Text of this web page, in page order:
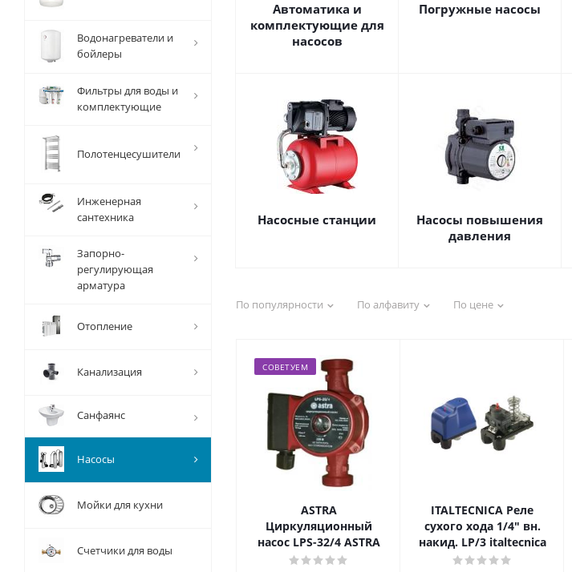
Автоматика и
комплектующие для
насосов
Погружные насосы
Насосные станции
Насосы повышения
давления
По популярности По алфавиту По цене
СОВЕТУЕМ
ASTRA
Циркуляционный
насос LPS-32/4 ASTRA
ITALTECNICA Реле
сухого хода 1/4" вн.
накид. LP/3 italtecnica
Водонагреватели и
бойлеры
Фильтры для воды и
комплектующие
Полотенцесушители
Инженерная
сантехника
Запорно-
регулирующая
арматура
Отопление
Канализация
Санфаянс
Насосы
Мойки для кухни
Счетчики для воды